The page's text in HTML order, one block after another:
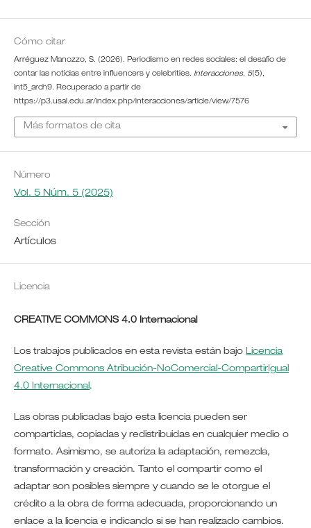
Cómo citar
Arréguez Manozzo, S. (2026). Periodismo en redes sociales: el desafío de
contar las noticias entre influencers y celebrities. Interacciones, 5(5),
int5_arch9. Recuperado a partir de
https://p3.usal.edu.ar/index.php/interacciones/article/view/7576
Más formatos de cita
Número
Vol. 5 Núm. 5 (2025)
Sección
Artículos
Licencia
CREATIVE COMMONS 4.0 Internacional
Los trabajos publicados en esta revista están bajo Licencia
Creative Commons Atribución-NoComercial-CompartirIgual
4.0 Internacional.
Las obras publicadas bajo esta licencia pueden ser
compartidas, copiadas y redistribuidas en cualquier medio o
formato. Asimismo, se autoriza la adaptación, remezcla,
transformación y creación. Tanto el compartir como el
adaptar son posibles siempre y cuando se le otorgue el
crédito a la obra de forma adecuada, proporcionando un
enlace a la licencia e indicando si se han realizado cambios.